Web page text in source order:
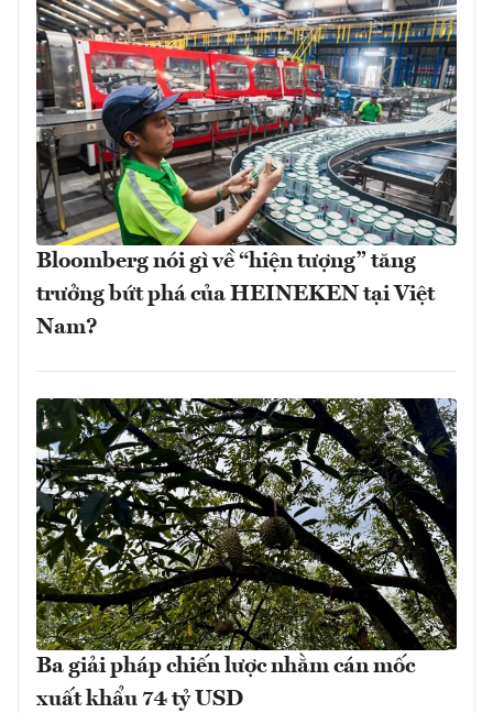
Bloomberg nói gì về “hiện tượng” tăng
trưởng bứt phá của HEINEKEN tại Việt
Nam?
Ba giải pháp chiến lược nhằm cán mốc
xuất khẩu 74 tỷ USD